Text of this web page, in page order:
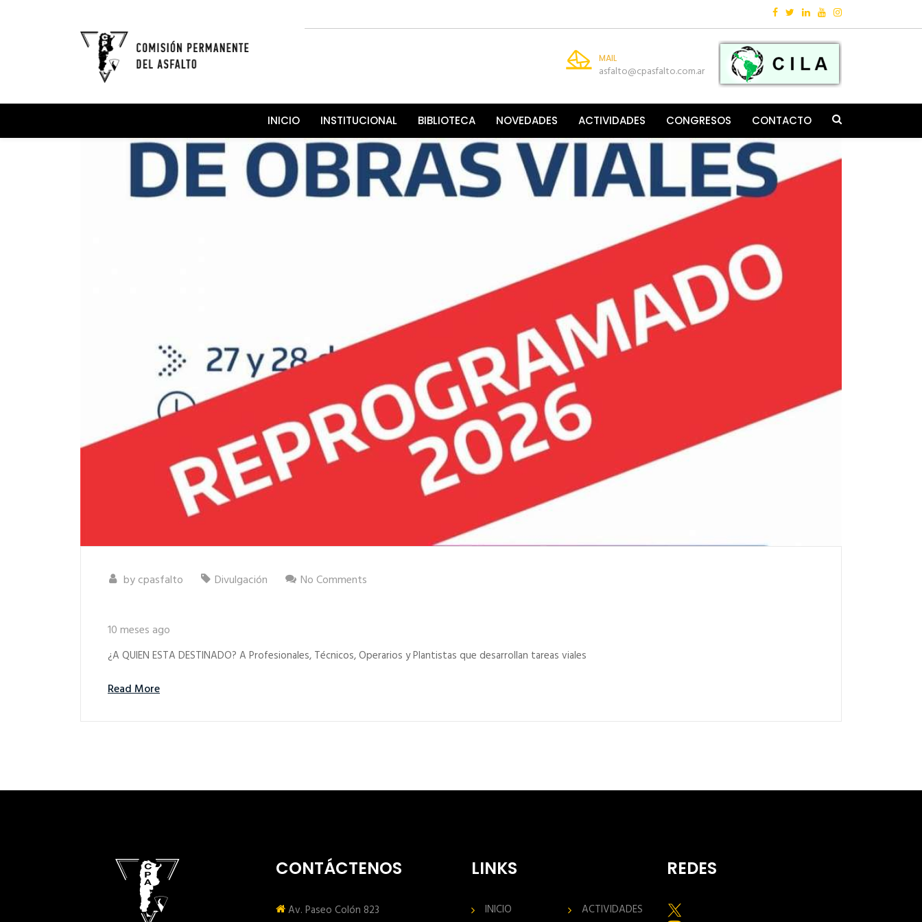
MAIL
asfalto@cpasfalto.com.ar
INICIO INSTITUCIONAL BIBLIOTECA NOVEDADES ACTIVIDADES CONGRESOS CONTACTO
bycpasfalto Divulgación No Comments
10 meses ago
¿A QUIEN ESTA DESTINADO? A Profesionales, Técnicos, Operarios y Plantistas que desarrollan tareas viales
Read More
CONTÁCTENOS
Av. Paseo Colón 823
LINKS
INICIO ACTIVIDADES
REDES